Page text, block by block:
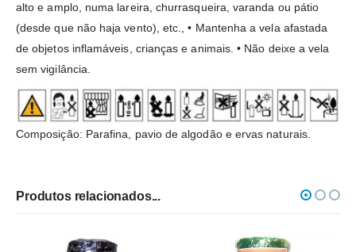
alto e amplo, numa lareira, churrasqueira, varanda ou pátio
(desde que não haja vento), etc., • Mantenha a vela afastada
de objetos inflamáveis, crianças e animais. • Não deixe a vela
sem vigilância.
Composição: Parafina, pavio de algodão e ervas naturais.
Produtos relacionados...